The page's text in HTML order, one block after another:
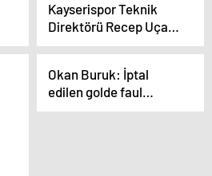
Kayserispor Teknik
Direktörü Recep Uçar:
‘Üzgünüm, hedefimiz
Okan Buruk: İptal
edilen golde faul
olduğunu